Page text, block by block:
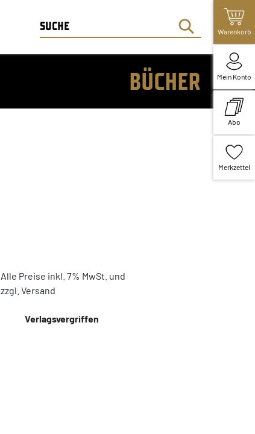
Warenkorb
Mein Konto
Abo
Merkzettel
BÜCHER
Alle Preise inkl. 7% MwSt. und
zzgl. Versand
Verlagsvergriffen